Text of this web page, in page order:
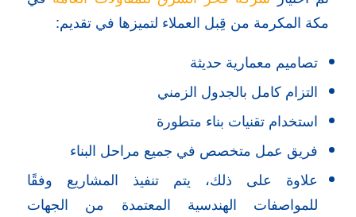
مكة المكرمة من قِبل العملاء لتميزها في تقديم:
تصاميم معمارية حديثة
التزام كامل بالجدول الزمني
استخدام تقنيات بناء متطورة
فريق عمل متخصص في جميع مراحل البناء
علاوة على ذلك، يتم تنفيذ المشاريع وفقًا
للمواصفات الهندسية المعتمدة من الجهات